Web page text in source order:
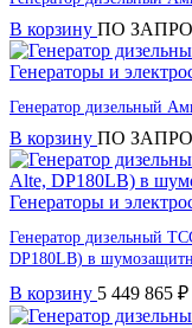
В корзину ПО
Генераторы и
Генератор дизельный
В корзину ПО
Генераторы и
Генератор дизельный
DP180LB) в
В корзину 5 449 865 ₽